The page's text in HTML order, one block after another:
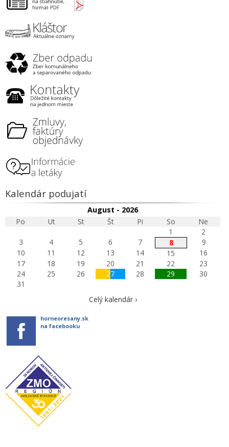
Kalendár podujatí
August - 2026
Po
Ut St Št Pi So
Ne
1
2
3
4 5 6 7 8
9
10
11 12 13 14 15
16
17
18 19 20 21 22
23
24
25 26 27 28 29
30
31
Celý kalendár ›
horneoresany.sk
na facebooku